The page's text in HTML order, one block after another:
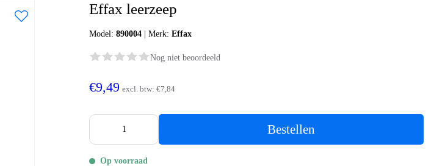
Effax leerzeep
Model:890004 |Merk:Effax
Nog niet beoordeeld
€9,49 excl. btw:€7,84
Bestellen
Op voorraad